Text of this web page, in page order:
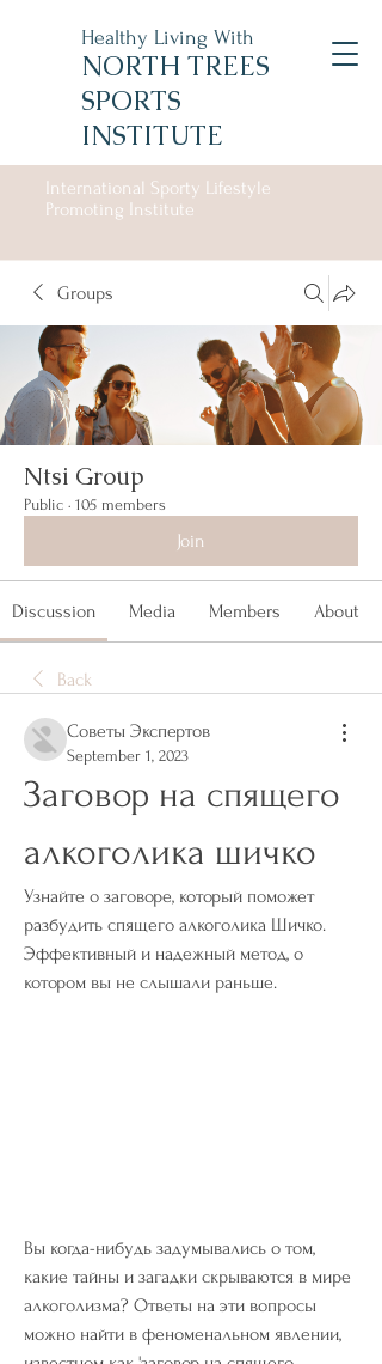
Healthy Living With
NORTH TREES
SPORTS
INSTITUTE
International Sporty Lifestyle
Promoting Institute
Groups
Ntsi Group
Public · 105 members
Join
Discussion Media Members About
Back
Советы Экспертов
September 1, 2023
Заговор на спящего
алкоголика шичко
Узнайте о заговоре, который поможет
разбудить спящего алкоголика Шичко.
Эффективный и надежный метод, о
котором вы не слышали раньше.
Вы когда-нибудь задумывались о том,
какие тайны и загадки скрываются в мире
алкоголизма? Ответы на эти вопросы
можно найти в феноменальном явлении,